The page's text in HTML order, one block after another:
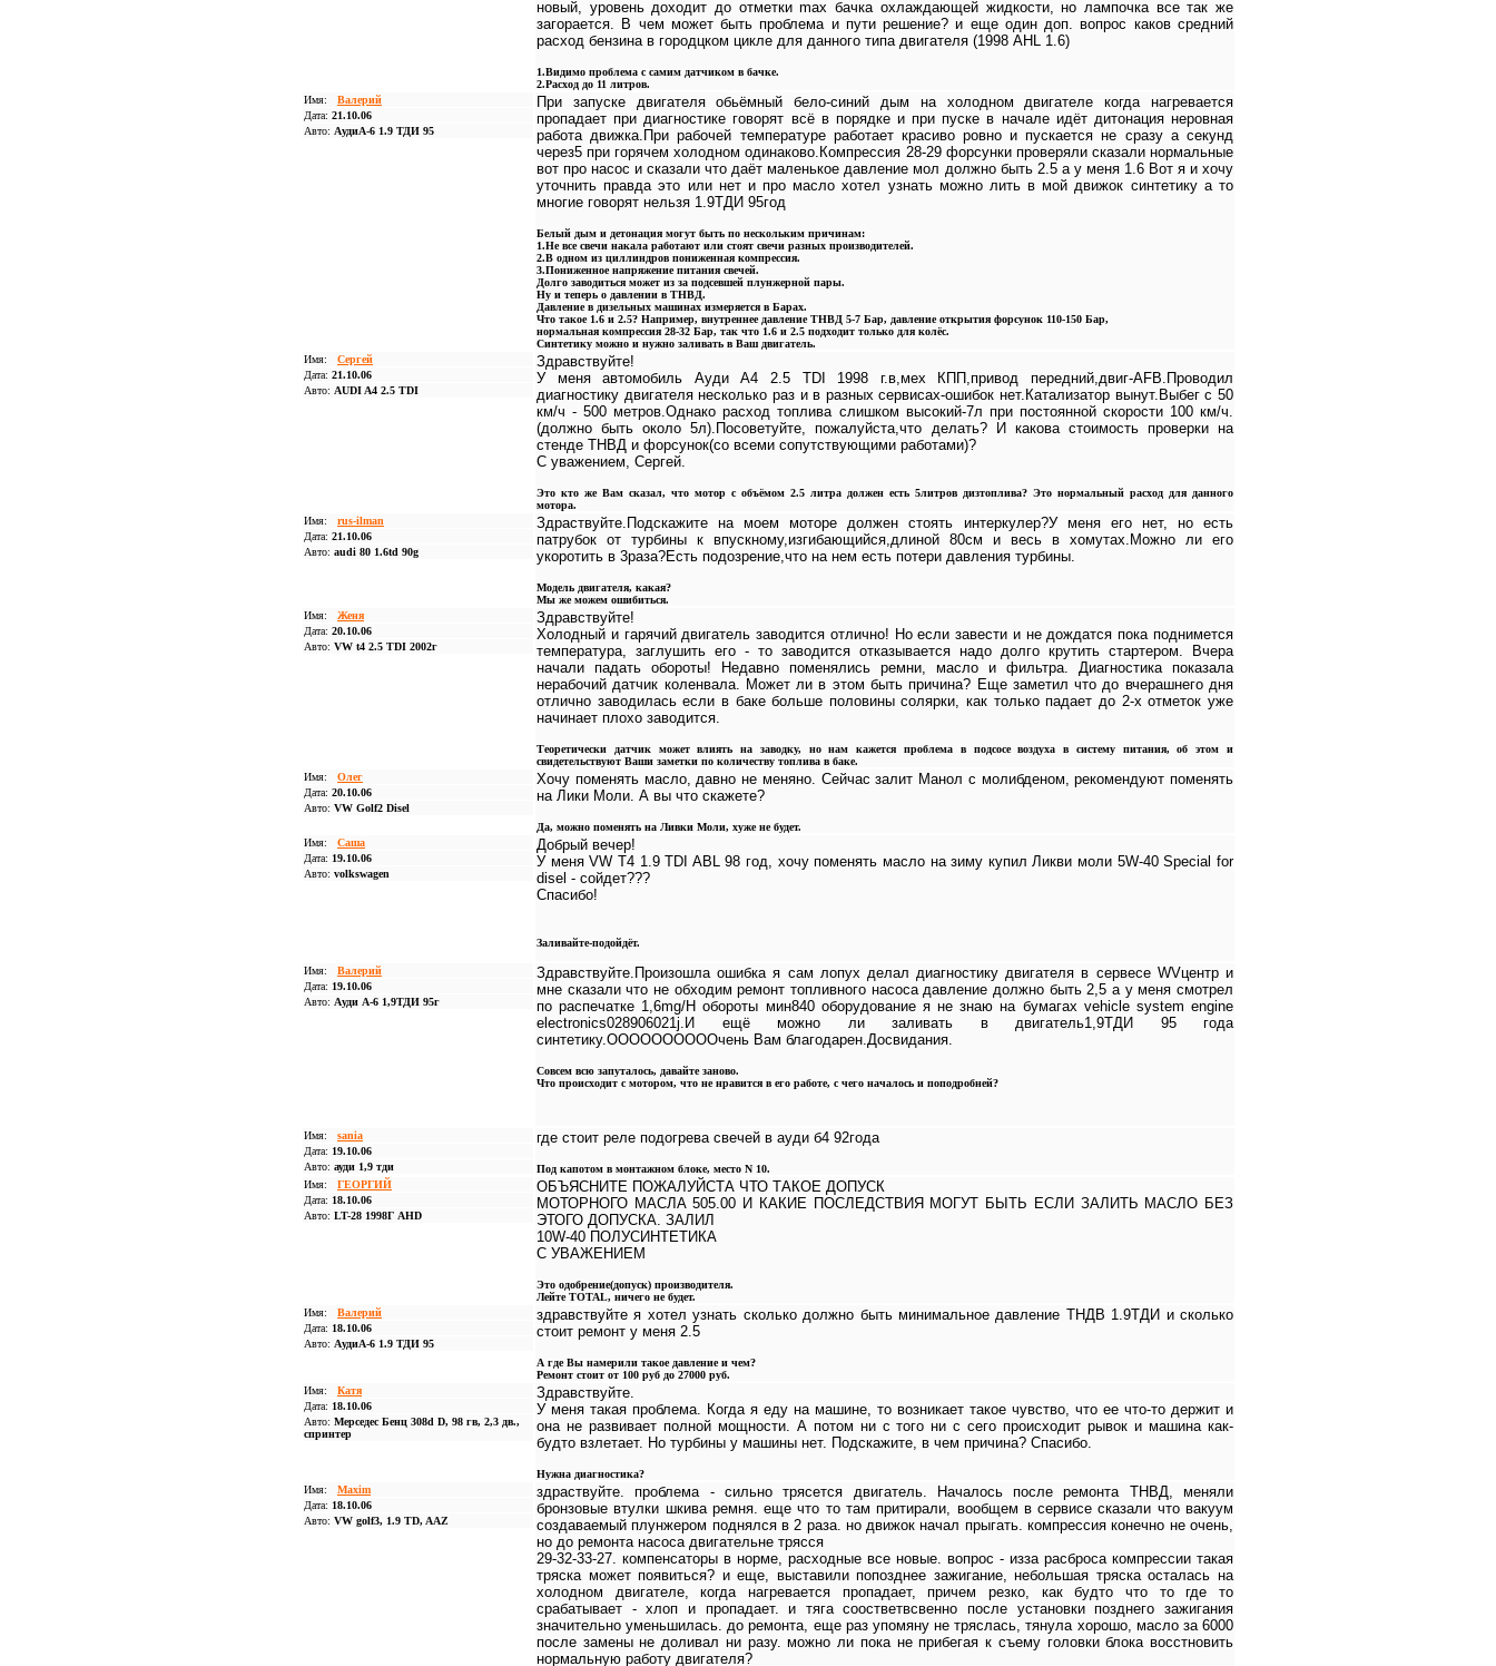
новый, уровень доходит до отметки max бачка охлаждающей жидкости, но лампочка все так же
загорается. В чем может быть проблема и пути решение? и еще один доп. вопрос каков средний
расход бензина в городцком цикле для данного типа двигателя (1998 AHL 1.6)
1.Видимо проблема с самим датчиком в бачке.
2.Расход до 11 литров.
Имя: Валерий
Дата: 21.10.06
Авто: АудиА-6 1.9 ТДИ 95
При запуске двигателя обьёмный бело-синий дым на холодном двигателе когда нагревается
пропадает при диагностике говорят всё в порядке и при пуске в начале идёт дитонация неровная
работа движка.При рабочей температуре работает красиво ровно и пускается не сразу а секунд
через5 при горячем холодном одинаково.Компрессия 28-29 форсунки проверяли сказали нормальные
вот про насос и сказали что даёт маленькое давление мол должно быть 2.5 а у меня 1.6 Вот я и хочу
уточнить правда это или нет и про масло хотел узнать можно лить в мой движок синтетику а то
многие говорят нельзя 1.9ТДИ 95год
Белый дым и детонация могут быть по нескольким причинам:
1.Не все свечи накала работают или стоят свечи разных производителей.
2.В одном из циллиндров пониженная компрессия.
3.Пониженное напряжение питания свечей.
Долго заводиться может из за подсевшей плунжерной пары.
Ну и теперь о давлении в ТНВД.
Давление в дизельных машинах измеряется в Барах.
Что такое 1.6 и 2.5? Например, внутреннее давление ТНВД 5-7 Бар, давление открытия форсунок 110-150 Бар,
нормальная компрессия 28-32 Бар, так что 1.6 и 2.5 подходит только для колёс.
Синтетику можно и нужно заливать в Ваш двигатель.
Имя: Сергей
Дата: 21.10.06
Авто: AUDI A4 2.5 TDI
Здравствуйте!
У меня автомобиль Ауди А4 2.5 TDI 1998 г.в,мех КПП,привод передний,двиг-AFB.Проводил
диагностику двигателя несколько раз и в разных сервисах-ошибок нет.Катализатор вынут.Выбег с 50
км/ч - 500 метров.Однако расход топлива слишком высокий-7л при постоянной скорости 100 км/ч.
(должно быть около 5л).Посоветуйте, пожалуйста,что делать? И какова стоимость проверки на
стенде ТНВД и форсунок(со всеми сопутствующими работами)?
С уважением, Сергей.
Это кто же Вам сказал, что мотор с объёмом 2.5 литра должен есть 5литров дизтоплива? Это нормальный расход для данного
мотора.
Имя: rus-ilman
Дата: 21.10.06
Авто: audi 80 1.6td 90g
Здраствуйте.Подскажите на моем моторе должен стоять интеркулер?У меня его нет, но есть
патрубок от турбины к впускному,изгибающийся,длиной 80см и весь в хомутах.Можно ли его
укоротить в 3раза?Есть подозрение,что на нем есть потери давления турбины.
Модель двигателя, какая?
Мы же можем ошибиться.
Имя: Женя
Дата: 20.10.06
Авто: VW t4 2.5 TDI 2002г
Здравствуйте!
Холодный и гарячий двигатель заводится отлично! Но если завести и не дождатся пока поднимется
температура, заглушить его - то заводится отказывается надо долго крутить стартером. Вчера
начали падать обороты! Недавно поменялись ремни, масло и фильтра. Диагностика показала
нерабочий датчик коленвала. Может ли в этом быть причина? Еще заметил что до вчерашнего дня
отлично заводилась если в баке больше половины солярки, как только падает до 2-х отметок уже
начинает плохо заводится.
Теоретически датчик может влиять на заводку, но нам кажется проблема в подсосе воздуха в систему питания, об этом и
свидетельствуют Ваши заметки по количеству топлива в баке.
Имя: Олег
Дата: 20.10.06
Авто: VW Golf2 Disel
Хочу поменять масло, давно не меняно. Сейчас залит Манол с молибденом, рекомендуют поменять
на Лики Моли. А вы что скажете?
Да, можно поменять на Ливки Моли, хуже не будет.
Имя: Саша
Дата: 19.10.06
Авто: volkswagen
Добрый вечер!
У меня VW Т4 1.9 TDI ABL 98 год, хочу поменять масло на зиму купил Ликви моли 5W-40 Special for
disel - сойдет???
Спасибо!
Заливайте-подойдёт.
Имя: Валерий
Дата: 19.10.06
Авто: Ауди А-6 1,9ТДИ 95г
Здравствуйте.Произошла ошибка я сам лопух делал диагностику двигателя в сервесе WVцентр и
мне сказали что не обходим ремонт топливного насоса давление должно быть 2,5 а у меня смотрел
по распечатке 1,6mg/H обороты мин840 оборудование я не знаю на бумагах vehicle system engine
electronics028906021j.И ещё можно ли заливать в двигатель1,9ТДИ 95 года
синтетику.ООООООООООчень Вам благодарен.Досвидания.
Совсем всю запуталось, давайте заново.
Что происходит с мотором, что не нравится в его работе, с чего началось и поподробней?
Имя: sania
Дата: 19.10.06
Авто: ауди 1,9 тди
где стоит реле подогрева свечей в ауди б4 92года
Под капотом в монтажном блоке, место N 10.
Имя: ГЕОРГИЙ
Дата: 18.10.06
Авто: LT-28 1998Г AHD
ОБЪЯСНИТЕ ПОЖАЛУЙСТА ЧТО ТАКОЕ ДОПУСК
МОТОРНОГО МАСЛА 505.00 И КАКИЕ ПОСЛЕДСТВИЯ МОГУТ БЫТЬ ЕСЛИ ЗАЛИТЬ МАСЛО БЕЗ
ЭТОГО ДОПУСКА. ЗАЛИЛ
10W-40 ПОЛУСИНТЕТИКА
С УВАЖЕНИЕМ
Это одобрение(допуск) производителя.
Лейте TOTAL, ничего не будет.
Имя: Валерий
Дата: 18.10.06
Авто: АудиА-6 1.9 ТДИ 95
здравствуйте я хотел узнать сколько должно быть минимальное давление ТНДВ 1.9ТДИ и сколько
стоит ремонт у меня 2.5
А где Вы намерили такое давление и чем?
Ремонт стоит от 100 руб до 27000 руб.
Имя: Катя
Дата: 18.10.06
Авто: Мерседес Бенц 308d D, 98 гв, 2,3 дв.,
спринтер
Здравствуйте.
У меня такая проблема. Когда я еду на машине, то возникает такое чувство, что ее что-то держит и
она не развивает полной мощности. А потом ни с того ни с сего происходит рывок и машина как-
будто взлетает. Но турбины у машины нет. Подскажите, в чем причина? Спасибо.
Нужна диагностика?
Имя: Maxim
Дата: 18.10.06
Авто: VW golf3, 1.9 TD, AAZ
здраствуйте. проблема - сильно трясется двигатель. Началось после ремонта ТНВД, меняли
бронзовые втулки шкива ремня. еще что то там притирали, вообщем в сервисе сказали что вакуум
создаваемый плунжером поднялся в 2 раза. но движок начал прыгать. компрессия конечно не очень,
но до ремонта насоса двигательне трясся
29-32-33-27. компенсаторы в норме, расходные все новые. вопрос - изза расброса компрессии такая
тряска может появиться? и еще, выставили попозднее зажигание, небольшая тряска осталась на
холодном двигателе, когда нагревается пропадает, причем резко, как будто что то где то
срабатывает - хлоп и пропадает. и тяга соостветвсвенно после установки позднего зажигания
значительно уменьшилась. до ремонта, еще раз упомяну не тряслась, тянула хорошо, масло за 6000
после замены не доливал ни разу. можно ли пока не прибегая к съему головки блока восстновить
нормальную работу двигателя?